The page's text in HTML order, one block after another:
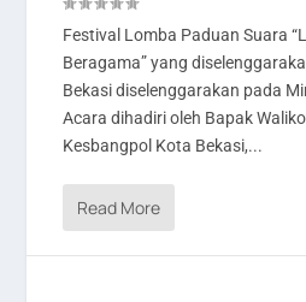
Festival Lomba Paduan Suara
Beragama” yang
Bekasi diselenggarakan pada
Acara dihadiri oleh Bapak
Kesbangpol Kota Bekasi,...
Read More